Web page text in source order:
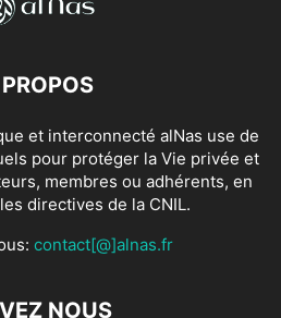
et interconnecté alNas use de
pour protéger la Vie privée et
membres ou adhérents, en
directives de la CNIL.
contact[@]alnas.fr
NOUS